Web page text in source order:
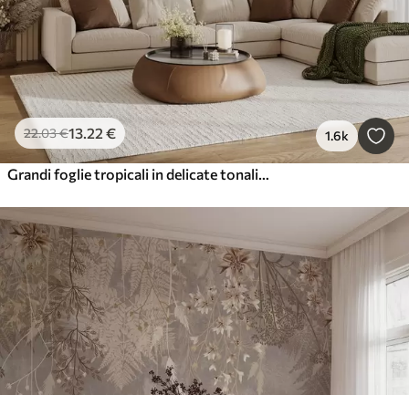
22.03€13.22 € 1.6k
Grandi foglie tropicali in delicate tonalità pastello